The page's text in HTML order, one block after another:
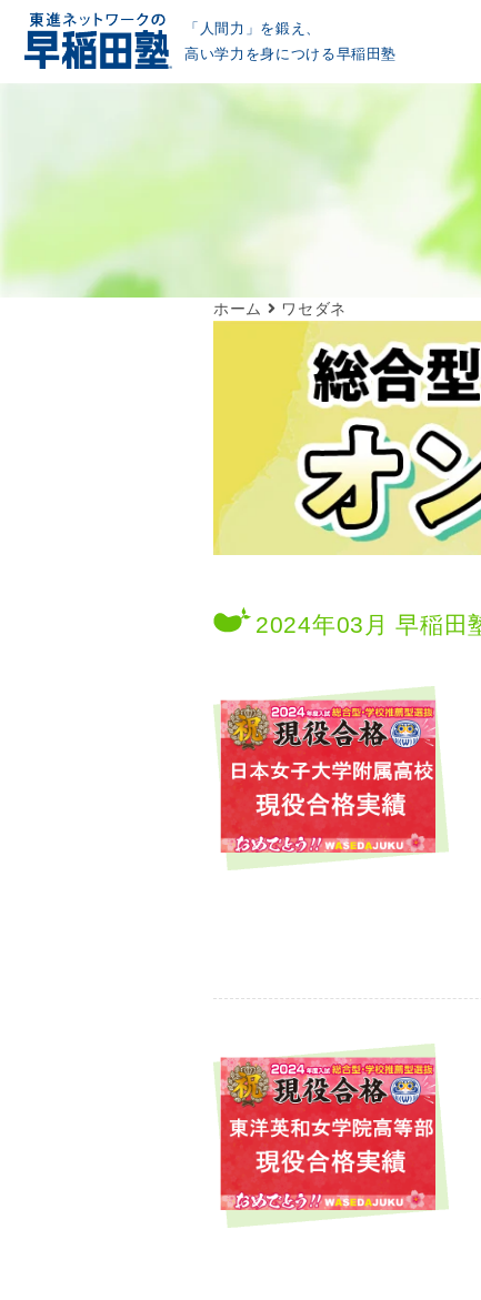
「人間力」を鍛え、
高い学力を身につける早稲田塾
ホーム ワセダネ
2024年03月 早稲田